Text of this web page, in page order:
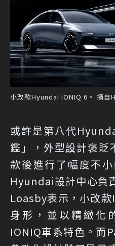
小改款Hyundai IONIQ 6。 摘自
或許是第八代
鑑」，外型設計褒貶
款後進行了幅度不
Hyundai設計中心負
Loasby表示，小改
身形，並以精緻化
IONIQ車系特色。而